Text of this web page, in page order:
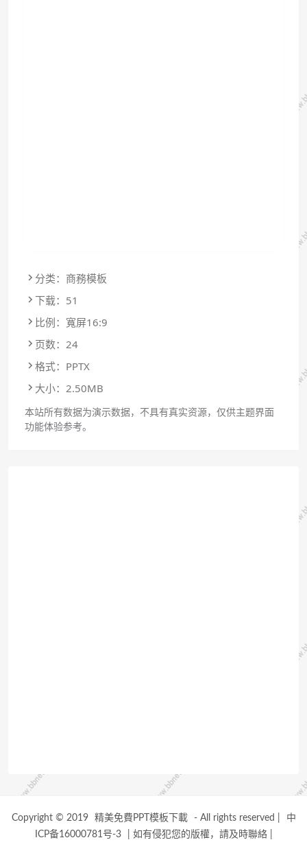
分类：商務模板
下载：51
比例：寬屏16:9
页数：24
格式：PPTX
大小：2.50MB
本站所有数据为演示数据，不具有真实资源，仅供主题界面
功能体验参考。
Copyright © 2019 精美免費PPT模板下載 - All rights reserved
中
ICP备16000781号-3
如有侵犯您的版權，請及時聯絡|